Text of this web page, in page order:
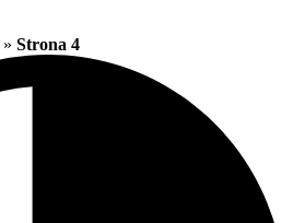
» Strona 4